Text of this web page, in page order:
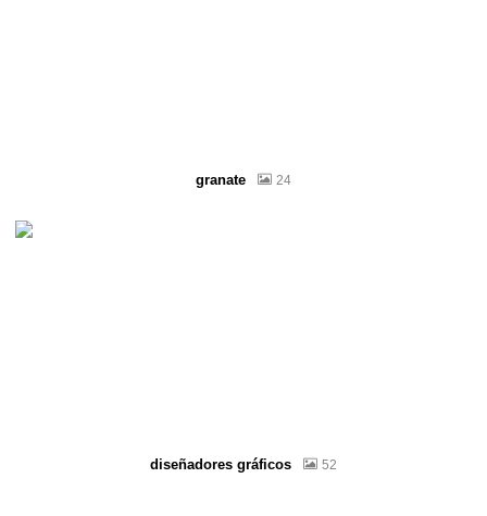
granate 24
diseñadores gráficos 52